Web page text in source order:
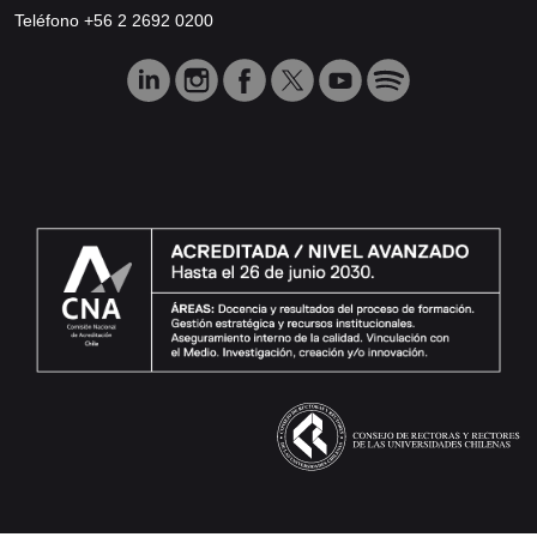
Teléfono +56 2 2692 0200